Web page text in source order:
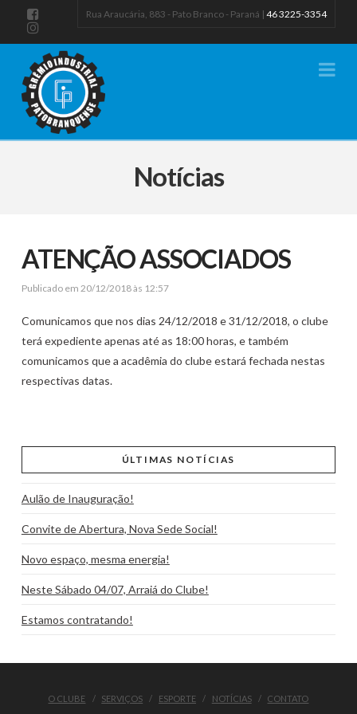
Rua Araucária, 883 - Pato Branco - Paraná | 46 3225-3354
Notícias
ATENÇÃO ASSOCIADOS
Publicado em 20/12/2018 às 12:57
Comunicamos que nos dias 24/12/2018 e 31/12/2018, o clube
terá expediente apenas até as 18:00 horas, e também
comunicamos que a acadêmia do clube estará fechada nestas
respectivas datas.
ÚLTIMAS NOTÍCIAS
Aulão de Inauguração!
Convite de Abertura, Nova Sede Social!
Novo espaço, mesma energia!
Neste Sábado 04/07, Arraiá do Clube!
Estamos contratando!
O CLUBE SERVIÇOS ESPORTE NOTÍCIAS CONTATO